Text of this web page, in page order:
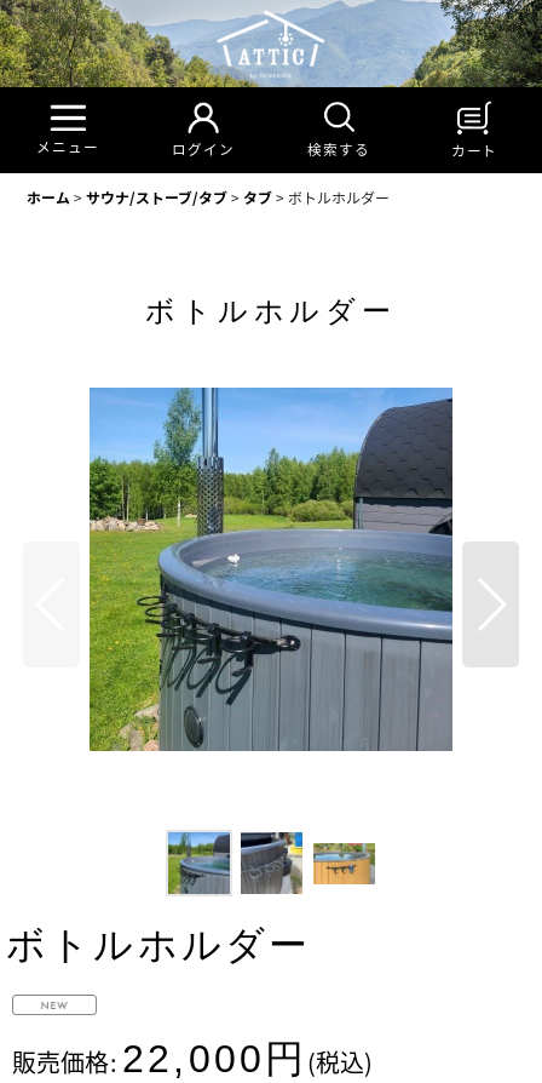
メニュー ログイン 検索する カート
ホーム >サウナ/ストーブ/タブ> タブ> ボトルホルダー
ボトルホルダー
ボトルホルダー
販売価格: 22,000 円 (税込)